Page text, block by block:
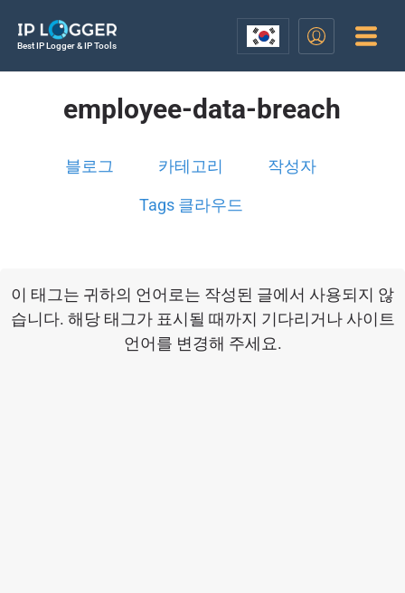
Best IP Logger & IP Tools
employee-data-breach
블로그 카테고리 작성자
Tags 클라우드